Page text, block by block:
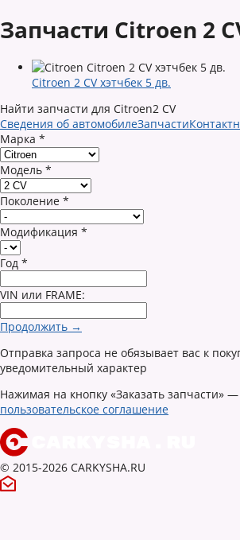
Запчасти Citroen 2
Citroen 2 CV хэтчбек 5 дв.
Найти запчасти для Citroen2 CV
Сведения об автомобилеЗапчасти
Марка *
Модель *
Поколение *
Модификация *
Год *
VIN или FRAME:
Продолжить →
Отправка запроса не обязывает вас к
уведомительный характер
Нажимая на кнопку «Заказать запчасти»
пользовательское соглашение
© 2015-2026 CARKYSHA.RU